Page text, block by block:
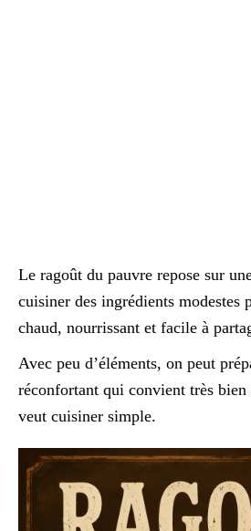
Le ragoût du pauvre repose sur
cuisiner des ingrédients modestes
chaud, nourrissant et facile à
Avec peu d’éléments, on peut
réconfortant qui convient très bien
veut cuisiner simple.